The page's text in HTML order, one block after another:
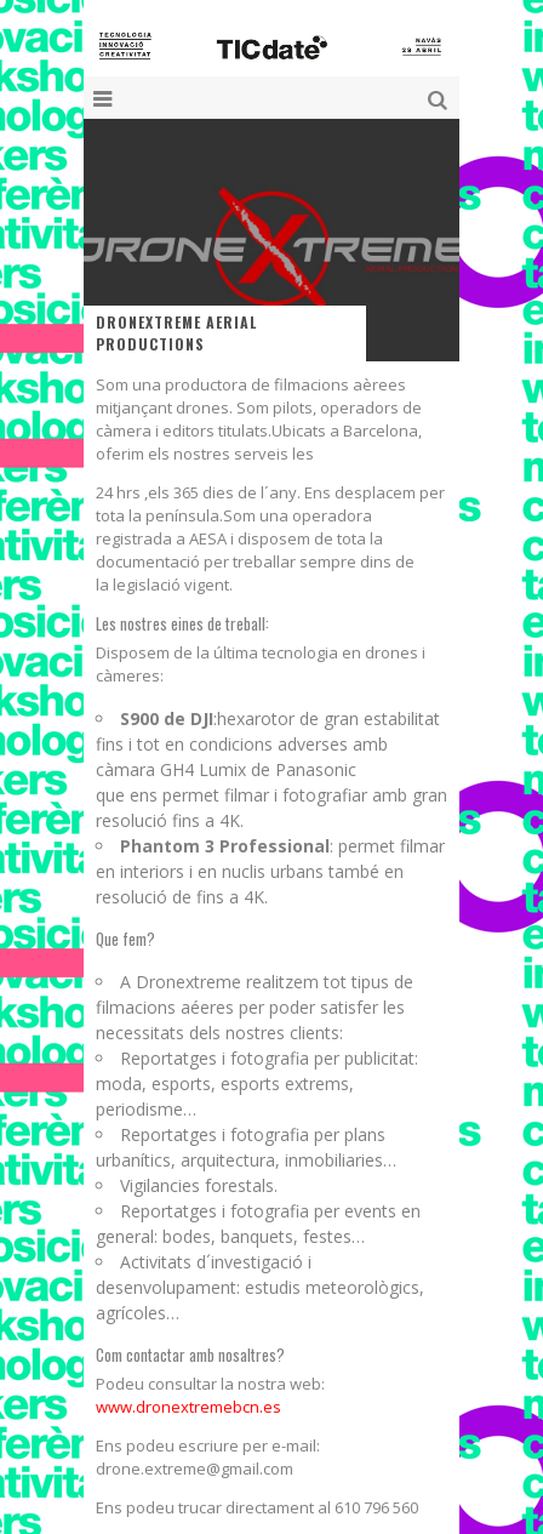
DRONEXTREME AERIAL
PRODUCTIONS
Som una productora de filmacions aèrees
mitjançant drones. Som pilots, operadors de
càmera i editors titulats.Ubicats a Barcelona,
oferim els nostres serveis les
24 hrs ,els 365 dies de l´any. Ens desplacem per
tota la península.Som una operadora
registrada a AESA i disposem de tota la
documentació per treballar sempre dins de
la legislació vigent.
Les nostres eines de treball:
Disposem de la última tecnologia en drones i
càmeres:
S900 de DJI:hexarotor de gran estabilitat
fins i tot en condicions adverses amb
càmara GH4 Lumix de Panasonic
que ens permet filmar i fotografiar amb gran
resolució fins a 4K.
Phantom 3 Professional: permet filmar
en interiors i en nuclis urbans també en
resolució de fins a 4K.
Que fem?
A Dronextreme realitzem tot tipus de
filmacions aéeres per poder satisfer les
necessitats dels nostres clients:
Reportatges i fotografia per publicitat:
moda, esports, esports extrems,
periodisme…
Reportatges i fotografia per plans
urbanítics, arquitectura, inmobiliaries…
Vigilancies forestals.
Reportatges i fotografia per events en
general: bodes, banquets, festes…
Activitats d´investigació i
desenvolupament: estudis meteorològics,
agrícoles…
Com contactar amb nosaltres?
Podeu consultar la nostra web:
www.dronextremebcn.es
Ens podeu escriure per e-mail:
drone.extreme@gmail.com
Ens podeu trucar directament al 610 796 560